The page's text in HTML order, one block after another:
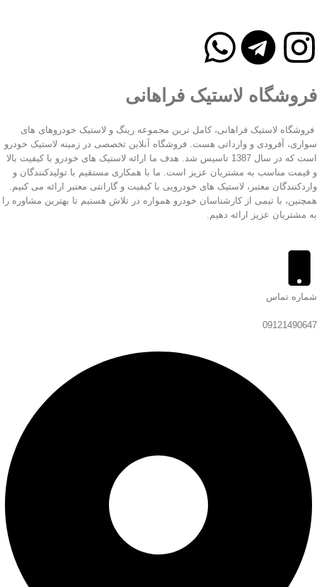
فروشگاه لاستیک فراهانی
فروشگاه لاستیک فراهانی، کامل ترین مجموعه رینگ و لاستیک خودروهای های
سواری، آفرودی و وارداتی هست. فروشگاه آنلاین تخصصی در زمینه لاستیک خودرو
است که در سال 1387 تاسیس شد. هدف ما ارائه لاستیک های خودرو با کیفیت بالا
و قیمت مناسب به مشتریان عزیز است. ما با همکاری مستقیم با تولیدکنندگان و
واردکنندگان معتبر، لاستیک های خودرویی با کیفیت و گارانتی معتبر ارائه می کنیم.
همچنین، با تیمی از کارشناسان خودرو همواره در تلاش هستیم تا بهترین مشاوره را
به مشتریان عزیز ارائه دهیم.
شماره تماس
09121490647